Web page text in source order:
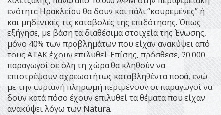
ενότητα Ηρακλείου θα δουν και πάλι “κουρεμένες” ή
και μηδενικές τις καταβολές της επιδότησης. Όπως
εξήγησε, με βάση τα διαθέσιμα στοιχεία της Ένωσης,
μόνο 40% των προβλημάτων που είχαν ανακύψει από
τους ΑΤΑΚ έχουν επιλυθεί. Επίσης, πρόσθεσε, 20.000
παραγωγοί σε όλη τη χώρα θα κληθούν να
επιστρέψουν αχρεωστήτως καταβληθέντα ποσά, ενώ
με την αυριανή πληρωμή περιμένουν οι παραγωγοί να
δουν κατά πόσο έχουν επιλυθεί τα θέματα που είχαν
ανακύψει λόγω των Natura.